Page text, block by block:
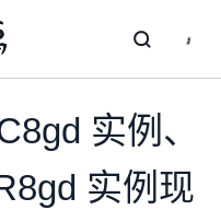
实例、
实例现